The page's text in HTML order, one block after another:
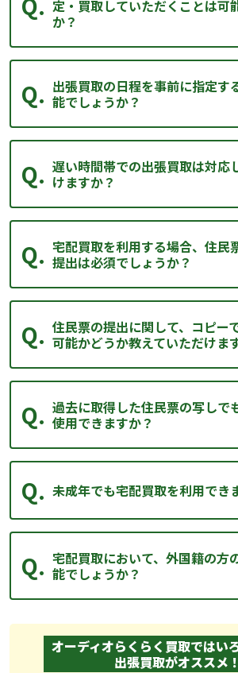
定・買取していただくことは可
か？
出張買取の日程を事前に指定す
能でしょうか？
遅い時間帯での出張買取は対応
けますか？
宅配買取を利用する場合、住民
提出は必須でしょうか？
住民票の提出に関して、コピー
可能かどうか教えていただけま
過去に取得した住民票の写しで
使用できますか？
未成年でも宅配買取を利用でき
宅配買取において、外国籍の方
能でしょうか？
オーディオらくらく買取ではい
出張買取がオススメ！